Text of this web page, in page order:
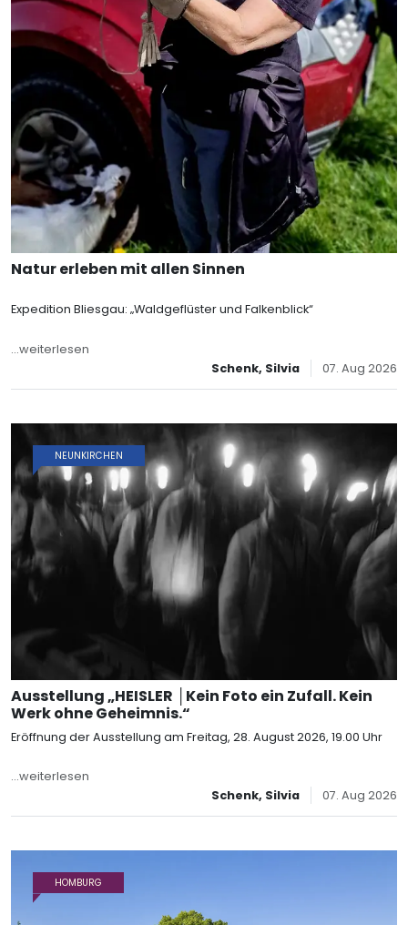
Natur erleben mit allen Sinnen
Expedition Bliesgau: „Waldgeflüster und Falkenblick“
...weiterlesen
Schenk, Silvia 07. Aug 2026
Ausstellung „HEISLER │Kein Foto ein Zufall. Kein
Werk ohne Geheimnis.“
Eröffnung der Ausstellung am Freitag, 28. August 2026, 19.00 Uhr
...weiterlesen
NEUNKIRCHEN
Schenk, Silvia 07. Aug 2026
HOMBURG